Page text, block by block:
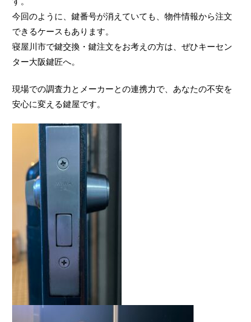
今回のように、鍵番号が消えていても、物件情報から注文
できるケースもあります。
寝屋川市で鍵交換・鍵注文をお考えの方は、ぜひキーセン
ター大阪鍵匠へ。
現場での調査力とメーカーとの連携力で、あなたの不安を
安心に変える鍵屋です。